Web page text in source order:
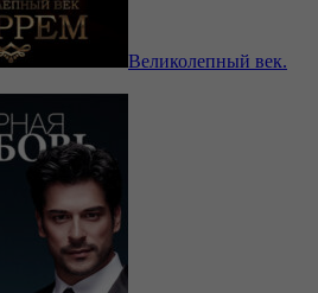
Великолепный век.